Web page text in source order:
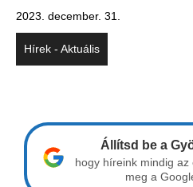
2023. december. 31.
Hírek - Aktuális
Állítsd be a
hogy híreink mindig
meg a